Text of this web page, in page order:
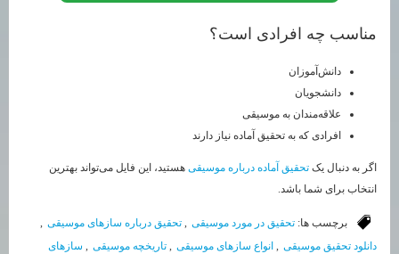
مناسب چه افرادی است؟
دانش‌آموزان
دانشجویان
علاقه‌مندان به موسیقی
افرادی که به تحقیق آماده نیاز دارند
اگر به دنبال یک تحقیق آماده درباره موسیقی هستید، این فایل می‌تواند بهترین
انتخاب برای شما باشد.
برچسب ها: تحقیق در مورد موسیقی , تحقیق درباره سازهای موسیقی ,
دانلود تحقیق موسیقی , انواع سازهای موسیقی , تاریخچه موسیقی , سازهای